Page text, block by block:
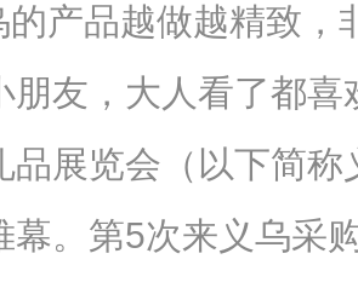
的产品越做越精致
朋友，大人看了都
品展览会（以下简
幕。第5次来义乌采